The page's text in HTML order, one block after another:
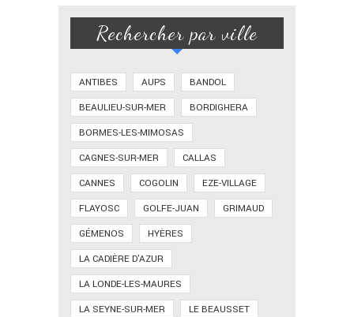
Rechercher par ville
ANTIBES AUPS
BANDOL
BEAULIEU-SUR-MER
BORDIGHERA
BORMES-LES-MIMOSAS
CAGNES-SUR-MER
CALLAS
CANNES
COGOLIN
EZE-VILLAGE
FLAYOSC
GOLFE-JUAN
GRIMAUD
GÉMENOS
HYÈRES
LA CADIÈRE D'AZUR
LA LONDE-LES-MAURES
LA SEYNE-SUR-MER
LE BEAUSSET